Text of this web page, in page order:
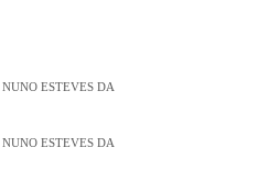
ESTEVES DA
ESTEVES DA